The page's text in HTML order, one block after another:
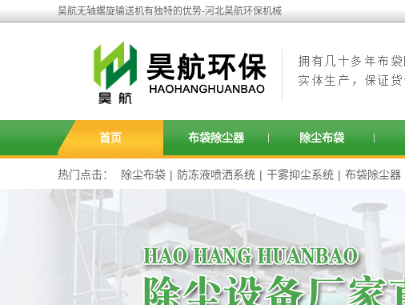
昊航无轴螺旋输送机有独特的优势-河北昊航环保机械
首页 布袋除尘器 除尘布袋
热门点击： 除尘布袋 | 防冻液喷洒系统 | 干雾抑尘系统 | 布袋除尘器